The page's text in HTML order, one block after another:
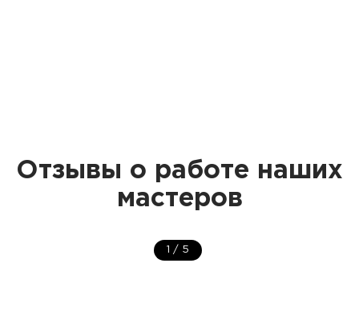
Отзывы о работе наших
мастеров
1 / 5